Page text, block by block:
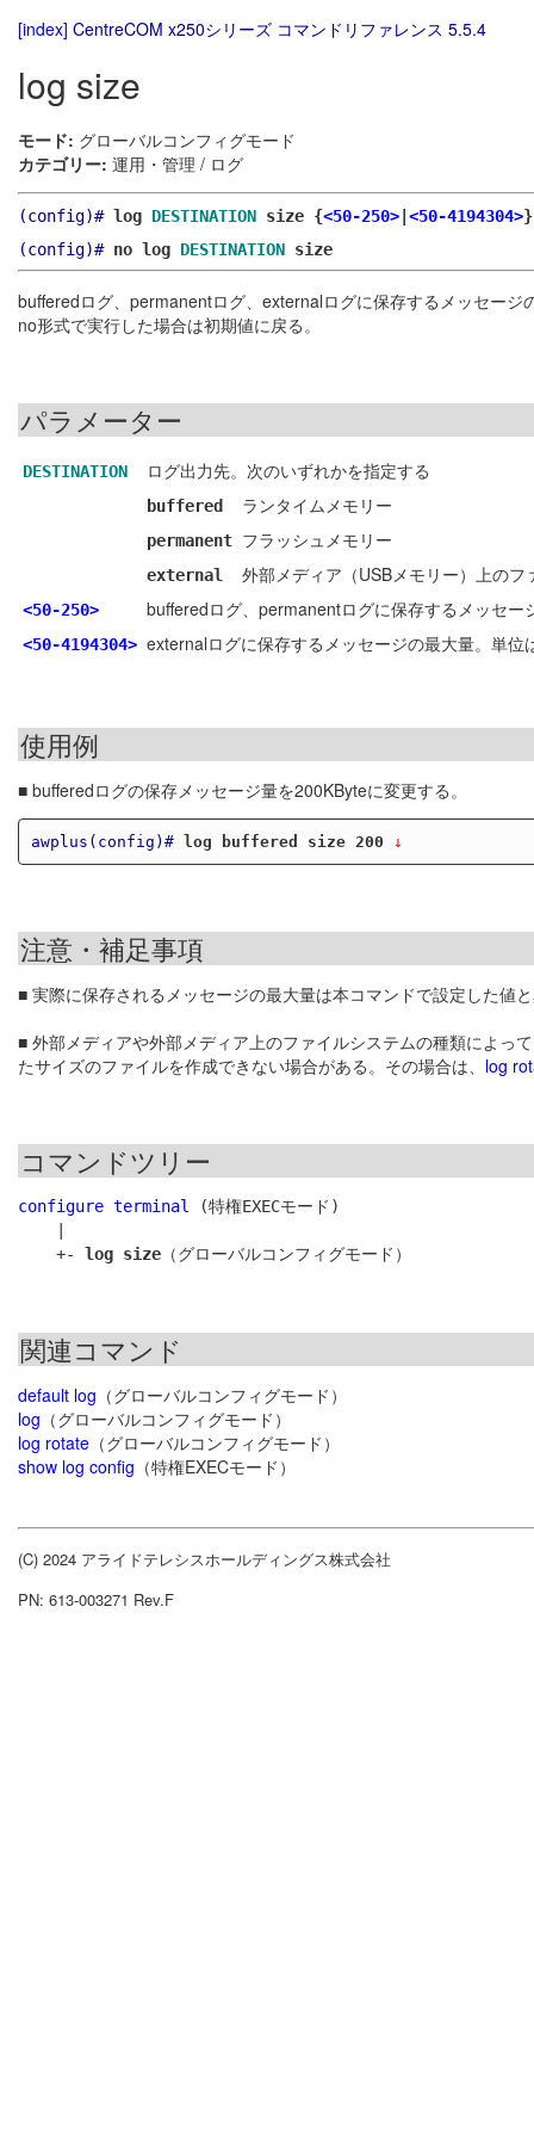
[index] CentreCOM x250シリーズ コマンドリファレンス 5.5.4
log size
モード: グローバルコンフィグモード
カテゴリー: 運用・管理 / ログ
(config)# log DESTINATION size {<50-250> <50-4194304>}
(config)# no log DESTINATION size
bufferedログ、permanentログ、externalログに保存するメッセージ
no形式で実行した場合は初期値に戻る。
パラメーター
DESTINATION ログ出力先。次のいずれかを指定する
buffered ランタイムメモリー
permanent フラッシュメモリー
external 外部メディア（USBメモリー）上のフ
<50-250> bufferedログ、permanentログに保存するメッセ
<50-4194304> externalログに保存するメッセージの最大量。単位
使用例
■ bufferedログの保存メッセージ量を200KByteに変更する。
awplus(config)# log buffered size 200 ↓
注意・補足事項
■ 実際に保存されるメッセージの最大量は本コマンドで設定した値
■ 外部メディアや外部メディア上のファイルシステムの種類によっ
たサイズのファイルを作成できない場合がある。その場合は、 log
コマンドツリー
configure terminal
(特権EXECモード)
    +-
log size
関連コマンド
default log （グローバルコンフィグモード）
log （グローバルコンフィグモード）
log rotate （グローバルコンフィグモード）
show log config （特権EXECモード）
(C) 2024 アライドテレシスホールディングス株式会社
PN: 613-003271 Rev.F